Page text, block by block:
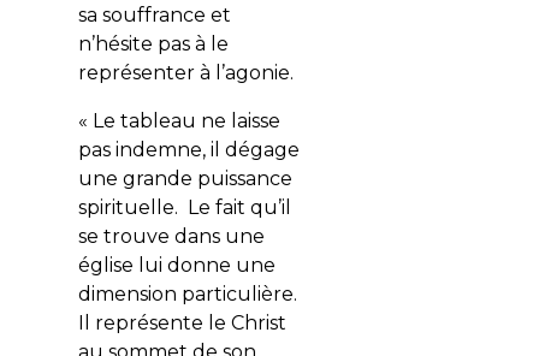
sa souffrance et
n’hésite pas à le
représenter à l’agonie.
« Le tableau ne laisse
pas indemne, il dégage
une grande puissance
spirituelle. Le fait qu’il
se trouve dans une
église lui donne une
dimension particulière.
Il représente le Christ